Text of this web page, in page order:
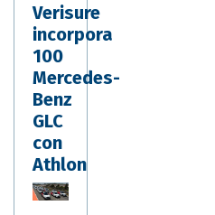
Verisure
incorpora
100
Mercedes-
Benz
GLC
con
Athlon